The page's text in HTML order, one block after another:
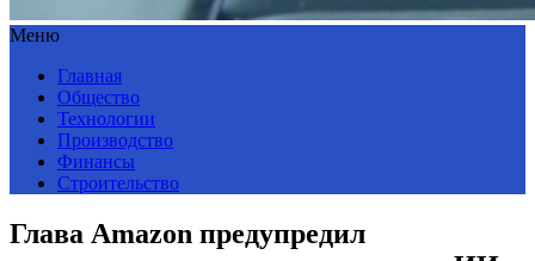
Меню
Главная
Общество
Технологии
Производство
Финансы
Строительство
Глава Amazon предупредил